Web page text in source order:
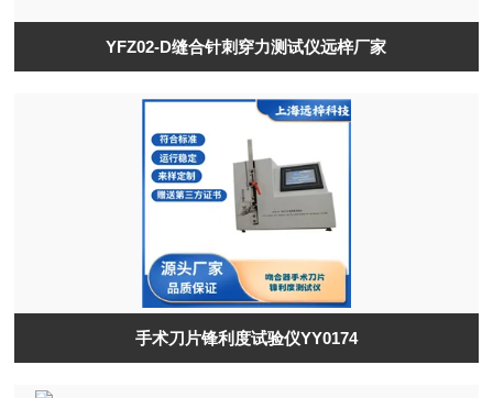
YFZ02-D缝合针刺穿力测试仪远梓厂家
手术刀片锋利度试验仪YY0174